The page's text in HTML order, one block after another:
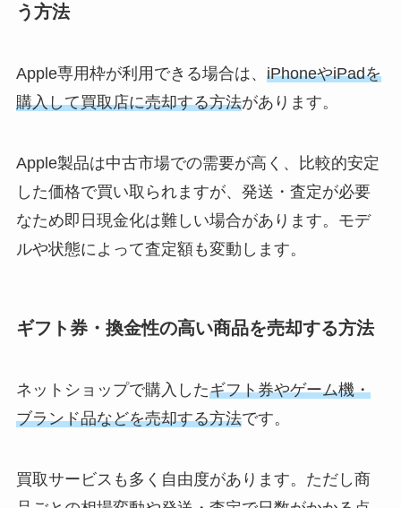
う方法
Apple専用枠が利用できる場合は、 iPhoneやiPadを
購入して買取店に売却する方法があります。
Apple製品は中古市場での需要が高く、比較的安定
した価格で買い取られますが、発送・査定が必要
なため即日現金化は難しい場合があります。モデ
ルや状態によって査定額も変動します。
ギフト券・換金性の高い商品を売却する方法
ネットショップで購入したギフト券やゲーム機・
ブランド品などを売却する方法です。
買取サービスも多く自由度があります。ただし商